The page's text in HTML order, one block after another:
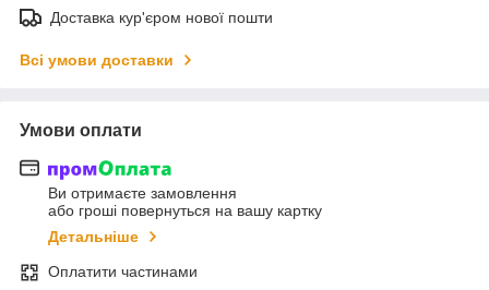
Доставка кур'єром нової пошти
Всі умови доставки
Умови оплати
Ви отримаєте замовлення
або гроші повернуться на вашу картку
Детальніше
Оплатити частинами